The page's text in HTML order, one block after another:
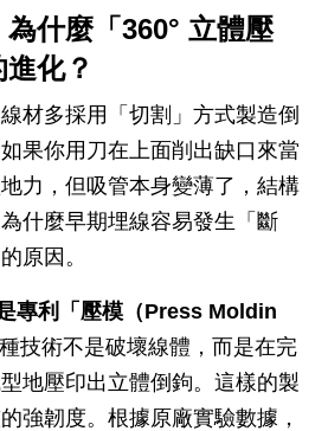
什麼「360° 立體壓
化？
材多採用「切割」方式製造倒
果你用刀在上面削出缺口來當
力，但吸管本身變薄了，結構
什麼早期埋線容易發生「斷
原因。
專利「壓模（Press Moldin
技術不是破壞線體，而是在完
地壓印出立體倒鉤。這樣的製
強韌度。根據原廠實驗數據，